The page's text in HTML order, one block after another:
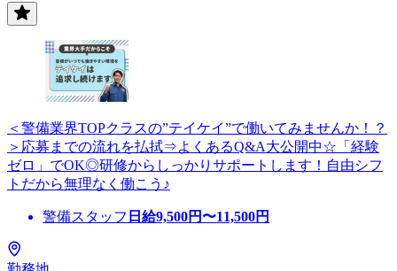
＜警備業界TOPクラスの”テイケイ”で働いてみませんか！？
＞応募までの流れを払拭⇒よくあるQ&A大公開中☆「経験
ゼロ」でOK◎研修からしっかりサポートします！自由シフ
トだから無理なく働こう♪
警備スタッフ 日給9,500円〜11,500円